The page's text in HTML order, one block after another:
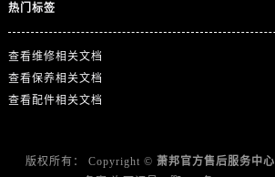
热门标签
查看维修相关文档
查看保养相关文档
查看配件相关文档
版权所有： Copyright © 萧邦官方售后服务中心